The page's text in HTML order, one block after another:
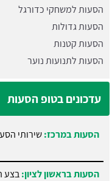
הסעות למשחקי כדורגל
הסעות גדולות
הסעות קטנות
הסעות לתנועות נוער
עדכונים בטופ הסעות
הסעות במרכז:שירותי
הסעות בראשון לציון:בצע